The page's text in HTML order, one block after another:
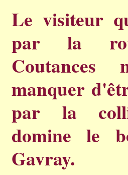
Le visiteur
par la
Coutances
manquer
par la
domine le
Gavray.